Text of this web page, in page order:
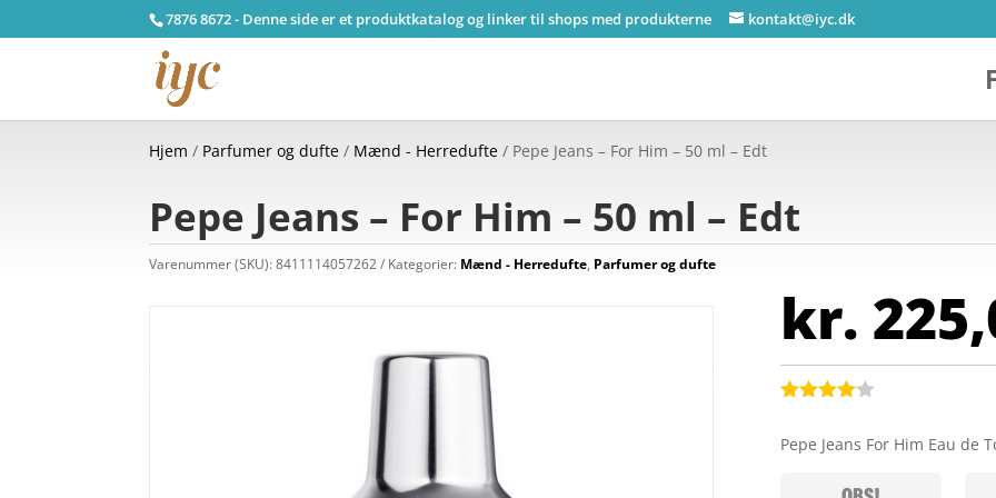
7876 8672 - Denne side er et produktkatalog og linker til shops med produkterne kontakt@iyc.dk
Hjem / Parfumer og dufte / Mænd - Herredufte / Pepe Jeans – For Him – 50 ml – Edt
Pepe Jeans – For Him – 50 ml – Edt
Varenummer (SKU):8411114057262 Kategorier: Mænd - Herredufte, Parfumer og dufte
kr.
ud af 5
Pepe Jeans For Him Eau de